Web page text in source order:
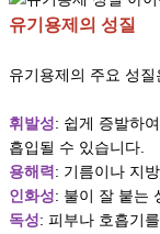
유기용제의 성질
유기용제의 주요 성
휘발성: 쉽게 증발하
흡입될 수 있습니다.
용해력 : 기름이나 지
인화성: 불이 잘 붙는
독성: 피부나 호흡기